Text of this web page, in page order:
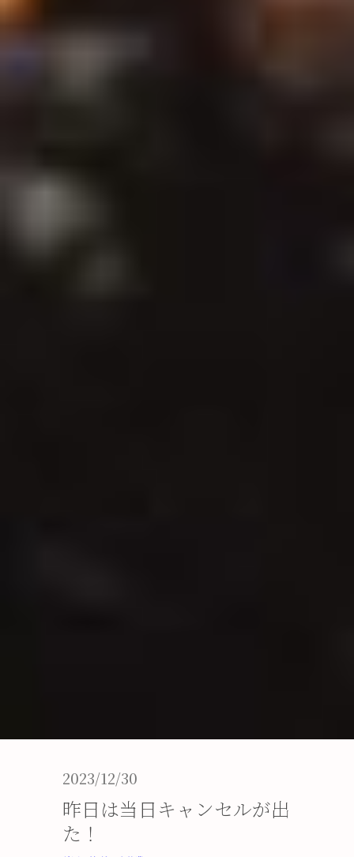
2023/12/30
昨日は当日キャンセルが出
た！